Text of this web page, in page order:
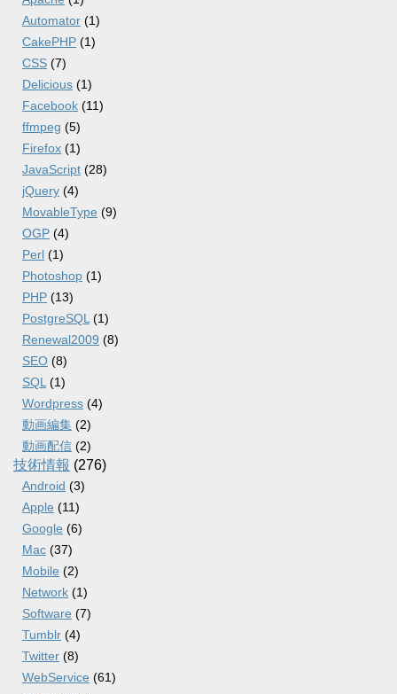
Automator (1)
CakePHP (1)
CSS (7)
Delicious (1)
Facebook (11)
ffmpeg (5)
Firefox (1)
JavaScript (28)
jQuery (4)
MovableType (9)
OGP (4)
Perl (1)
Photoshop (1)
PHP (13)
PostgreSQL (1)
Renewal2009 (8)
SEO (8)
SQL (1)
Wordpress (4)
動画編集 (2)
動画配信 (2)
技術情報 (276)
Android (3)
Apple (11)
Google (6)
Mac (37)
Mobile (2)
Network (1)
Software (7)
Tumblr (4)
Twitter (8)
WebService (61)